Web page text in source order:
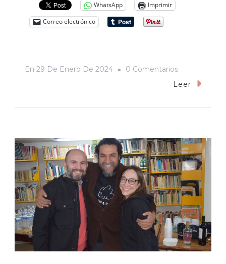
WhatsApp
Imprimir
Correo electrónico
En 29 De Enero De 2024 0 ComentariosEn
Mi
Cornejo
Leer